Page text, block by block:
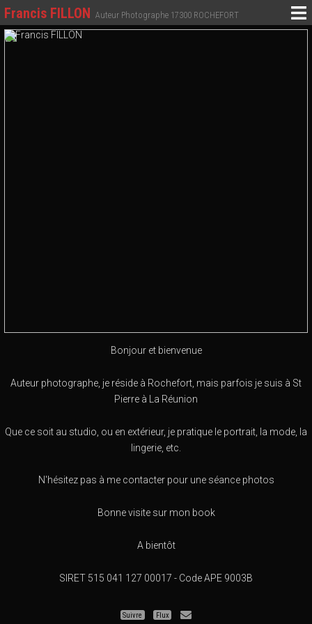
Francis FILLON Auteur Photographe 17300 ROCHEFORT
Bonjour et bienvenue
Auteur photographe, je réside à Rochefort, mais parfois je suis à St
Pierre à La Réunion
Que ce soit au studio, ou en extérieur, je pratique le portrait, la mode, la
lingerie, etc.
N'hésitez pas à me contacter pour une séance photos
Bonne visite sur mon book
A bientôt
SIRET 515 041 127 00017 - Code APE 9003B
Suivre Flux